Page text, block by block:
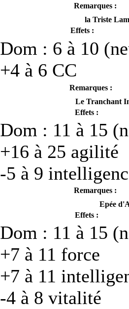
Remarques :
la Triste
Effets :
Dom : 6 à 10
+4 à 6 CC
Remarques :
Le Tranchant
Effets :
Dom : 11 à 15
+16 à 25 agilité
-5 à 9
Remarques :
Epée
Effets :
Dom : 11 à 15
+7 à 11 force
+7 à 11
-4 à 8 vitalité